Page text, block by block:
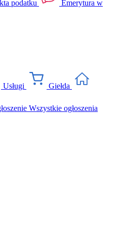
podatku
Emerytura w
Usługi Giełda
Wszystkie ogłoszenia